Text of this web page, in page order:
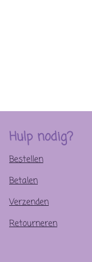
Hulp nodig?
Bestellen
Betalen
Verzenden
Retourneren